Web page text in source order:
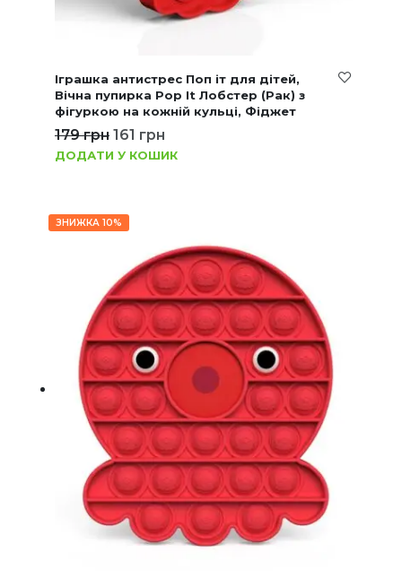
Іграшка антистрес Поп іт для дітей,
Вічна пупирка Pop It Лобстер (Рак) з
фігуркою на кожній кульці, Фіджет
179грн 161 грн
ДОДАТИ У КОШИК
ЗНИЖКА 10%